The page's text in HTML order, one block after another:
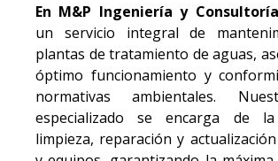
En M&P Ingeniería y
un servicio integral de
plantas de tratamiento de aguas,
óptimo funcionamiento y
normativas ambientales.
especializado se encarga de la
limpieza, reparación y